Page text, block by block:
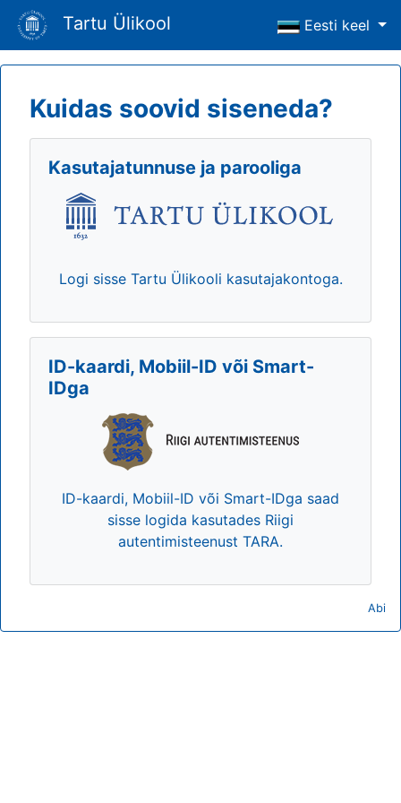
Tartu Ülikool Eesti keel
Kuidas soovid siseneda?
Kasutajatunnuse ja parooliga
Logi sisse Tartu Ülikooli kasutajakontoga.
ID-kaardi, Mobiil-ID või Smart-
IDga
ID-kaardi, Mobiil-ID või Smart-IDga saad
sisse logida kasutades Riigi
autentimisteenust TARA.
Abi